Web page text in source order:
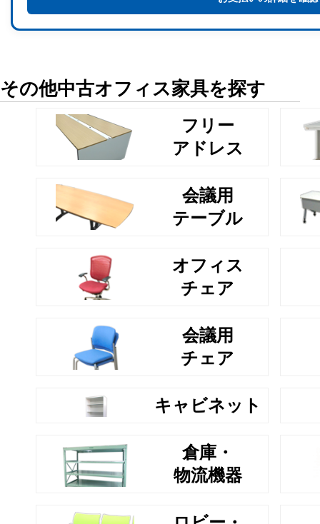
その他中古オフィス家具を探す
フリー
アドレス
会議用
テーブル
オフィス
チェア
会議用
チェア
キャビネット
倉庫・
物流機器